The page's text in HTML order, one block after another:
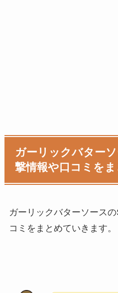
ガーリックバター
撃情報や口コミを
ガーリックバターソース
コミをまとめていきます。